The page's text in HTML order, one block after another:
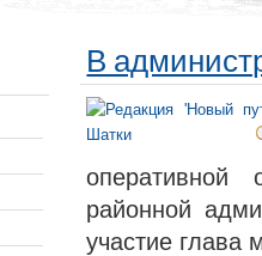
В
районной
участие глава